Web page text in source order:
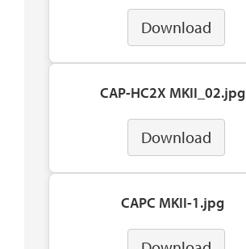
Download
CAP-HC2X MKII_02.jpg
Download
CAPC MKII-1.jpg